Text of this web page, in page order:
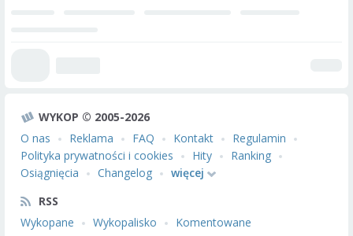
WYKOP © 2005-2026
O nas
Reklama FAQ Kontakt
Regulamin
Polityka prywatności i cookies
Hity
Ranking
Osiągnięcia
Changelog
więcej
RSS
Wykopane
Wykopalisko Komentowane